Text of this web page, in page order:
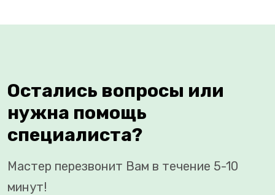
Остались вопросы или
нужна помощь
специалиста?
Мастер перезвонит Вам в течение 5-10
минут!